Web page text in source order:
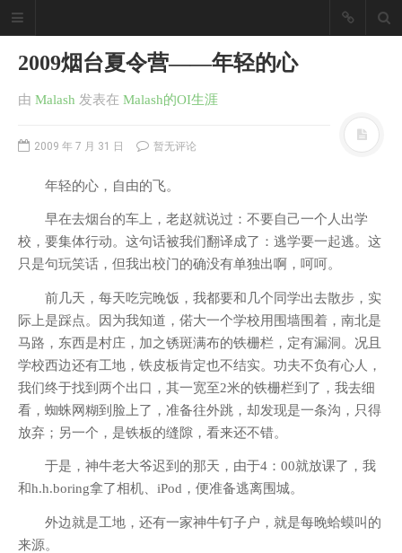
2009烟台夏令营——年轻的心
由 Malash 发表在 Malash的OI生涯
2009 年 7 月 31 日 暂无评论
年轻的心，自由的飞。
早在去烟台的车上，老赵就说过：不要自己一个人出学
校，要集体行动。这句话被我们翻译成了：逃学要一起逃。这
只是句玩笑话，但我出校门的确没有单独出啊，呵呵。
前几天，每天吃完晚饭，我都要和几个同学出去散步，实
际上是踩点。因为我知道，偌大一个学校用围墙围着，南北是
马路，东西是村庄，加之锈斑满布的铁栅栏，定有漏洞。况且
学校西边还有工地，铁皮板肯定也不结实。功夫不负有心人，
我们终于找到两个出口，其一宽至2米的铁栅栏到了，我去细
看，蜘蛛网糊到脸上了，准备往外跳，却发现是一条沟，只得
放弃；另一个，是铁板的缝隙，看来还不错。
于是，神牛老大爷迟到的那天，由于4：00就放课了，我
和h.h.boring拿了相机、iPod，便准备逃离围城。
外边就是工地，还有一家神牛钉子户，就是每晚蛤蟆叫的
来源。